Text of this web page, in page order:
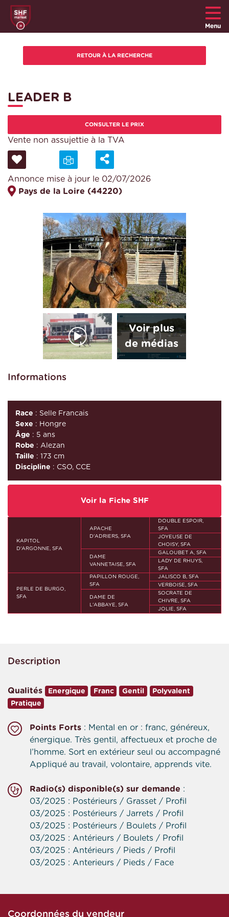
Menu
LEADER B
CONSULTER LE PRIX
Vente non assujettie à la TVA
Annonce mise à jour le 02/07/2026
Pays de la Loire (44220)
Informations
Race : Selle Francais
Sexe : Hongre
Âge : 5 ans
Robe : Alezan
Taille : 173 cm
Discipline : CSO, CCE
Voir la Fiche SHF
KAPITOL
D'ARGONNE, SFA
APACHE
D'ADRIERS, SFA
DOUBLE ESPOIR,
SFA
JOYEUSE DE
CHOISY, SFA
DAME
VANNETAISE, SFA
GALOUBET A, SFA
LADY DE RHUYS,
SFA
PERLE DE BURGO,
SFA
PAPILLON ROUGE,
SFA
JALISCO B, SFA
VERBOISE, SFA
DAME DE
L'ABBAYE, SFA
SOCRATE DE
CHIVRE, SFA
JOLIE, SFA
Description
Qualités Energique Franc Gentil
Polyvalent
Pratique
Points Forts : Mental en or : franc, généreux,
énergique. Très gentil, affectueux et proche de
l’homme. Sort en extérieur seul ou accompagné
Appliqué au travail, volontaire, apprends vite.
Radio(s) disponible(s) sur demande :
03/2025 : Postérieurs / Grasset / Profil
03/2025 : Postérieurs / Jarrets / Profil
03/2025 : Postérieurs / Boulets / Profil
03/2025 : Antérieurs / Boulets / Profil
03/2025 : Antérieurs / Pieds / Profil
03/2025 : Anterieurs / Pieds / Face
Coordonnées du vendeur